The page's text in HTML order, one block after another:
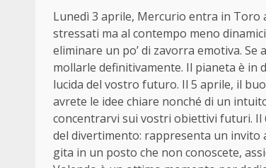
Lunedì 3 aprile, Mercurio entra in Toro
stressati ma al contempo meno
eliminare un po’ di zavorra emotiva.
mollarle definitivamente. Il pianeta è in
lucida del vostro futuro. Il 5 aprile, il
avrete le idee chiare nonché di un
concentrarvi sui vostri obiettivi futuri. Il
del divertimento: rappresenta un invito
gita in un posto che non conoscete,